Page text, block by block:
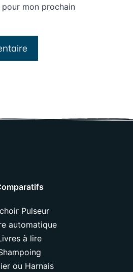
mon prochain
Pulseur
automatique
à lire
ou Harnais